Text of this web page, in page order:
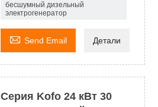
бесшумный дизельный
электрогенератор
 Send Email Детали
Серия Kofo 24 кВт 30